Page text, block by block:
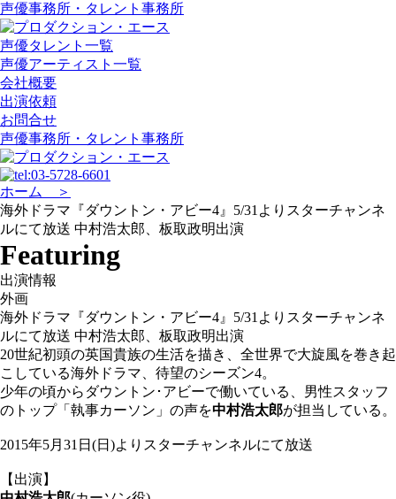
声優事務所・タレント事務所
声優タレント一覧
声優アーティスト一覧
会社概要
出演依頼
お問合せ
声優事務所・タレント事務所
ホーム ＞
海外ドラマ『ダウントン・アビー4』5/31よりスターチャンネ
ルにて放送 中村浩太郎、板取政明出演
Featuring
出演情報
外画
海外ドラマ『ダウントン・アビー4』5/31よりスターチャンネ
ルにて放送 中村浩太郎、板取政明出演
20世紀初頭の英国貴族の生活を描き、全世界で大旋風を巻き起
こしている海外ドラマ、待望のシーズン4。
少年の頃からダウントン･アビーで働いている、男性スタッフ
のトップ「執事カーソン」の声を中村浩太郎が担当している。
2015年5月31日(日)よりスターチャンネルにて放送
【出演】